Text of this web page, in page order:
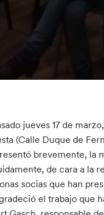
jueves 17 de
(Calle Duque de
brevemente, la
de cara a la
socias que han
el trabajo que